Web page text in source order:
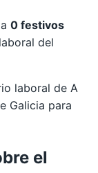
0 festivos
del
laboral de A
Galicia para
el